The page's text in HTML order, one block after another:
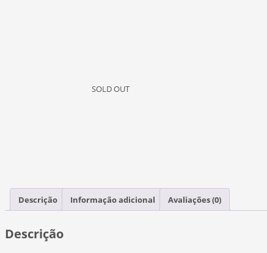
SOLD OUT
Descrição Informação adicional Avaliações (0)
Descrição